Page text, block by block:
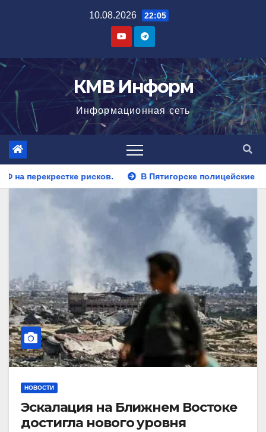
10.08.2026 22:05
КМВ Информ
Информационная сеть
В Пятигорске полицейские задержали закладчика,
НОВОСТИ
Эскалация на Ближнем Востоке
достигла нового уровня